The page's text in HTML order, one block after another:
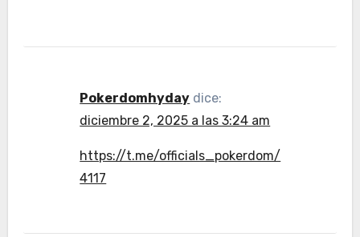
Pokerdomhyday dice:
diciembre 2, 2025 a las 3:24 am
https://t.me/officials_pokerdom/
4117